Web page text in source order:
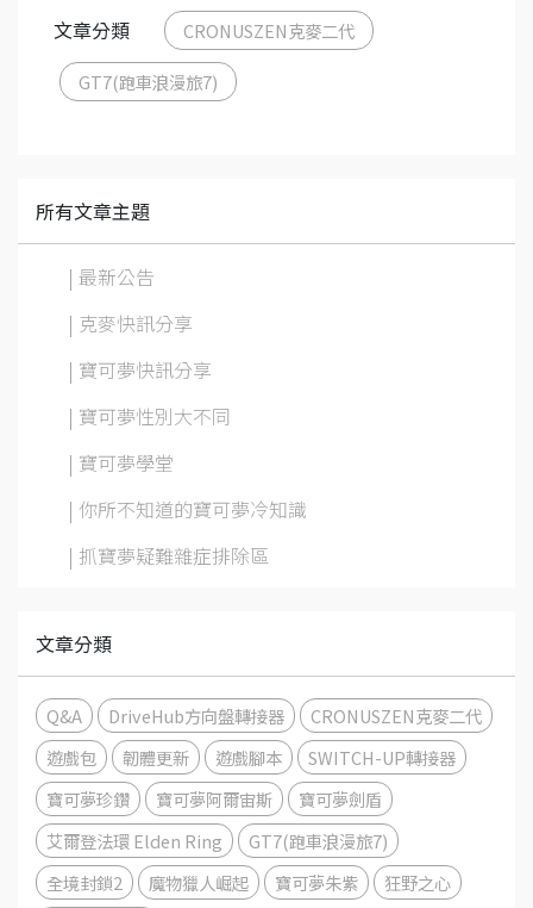
文章分類 CRONUSZEN克麥二代
GT7(跑車浪漫旅7)
所有文章主題
| 最新公告
| 克麥快訊分享
| 寶可夢快訊分享
| 寶可夢性別大不同
| 寶可夢學堂
| 你所不知道的寶可夢冷知識
| 抓寶夢疑難雜症排除區
文章分類
Q&A DriveHub方向盤轉接器
CRONUSZEN克麥二代
遊戲包
韌體更新 遊戲腳本
SWITCH-UP轉接器
寶可夢珍鑽
寶可夢阿爾宙斯
寶可夢劍盾
艾爾登法環 Elden Ring
GT7(跑車浪漫旅7)
全境封鎖2
魔物獵人崛起 寶可夢朱紫
狂野之心